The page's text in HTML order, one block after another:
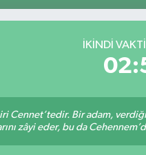
İKINDI
Cennet’tedir. Bir adam,
zâyi eder, bu da